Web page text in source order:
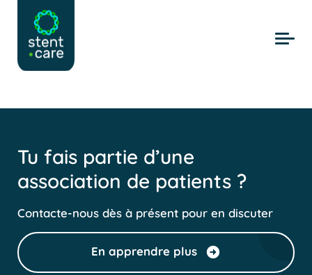
Skip to main content
Tu fais partie d’une
association de patients ?
Contacte-nous dès à présent pour en discuter
En apprendre plus